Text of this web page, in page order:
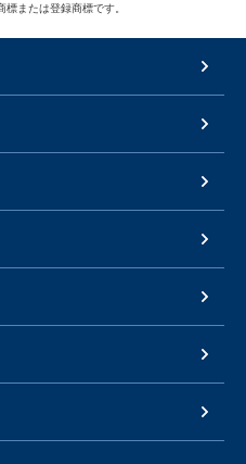
または登録商標です。